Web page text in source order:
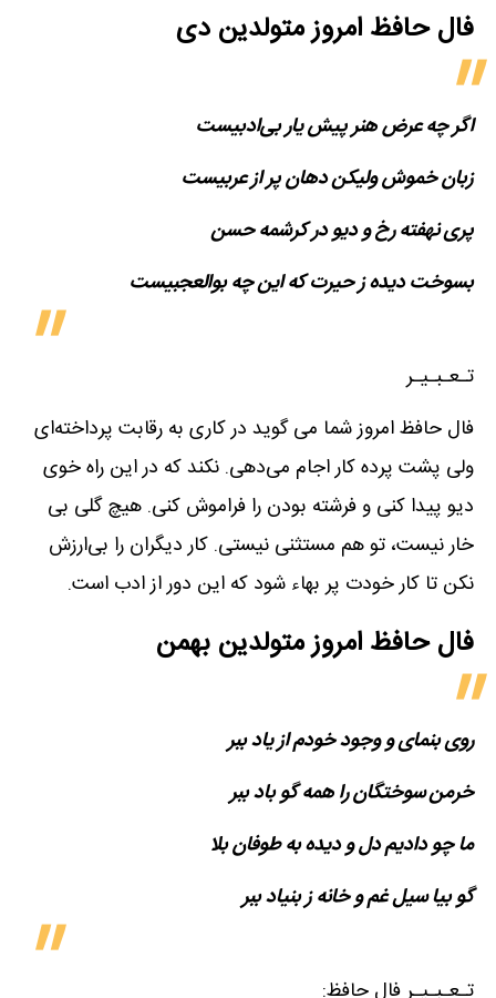
فال حافظ امروز متولدین‌ دی
اگر چه عرض هنر پیش یار بی‌ادبیست
زبان خموش ولیکن دهان پر از عربیست
پری نهفته رخ و دیو در کرشمه حسن
بسوخت دیده ز حیرت که این چه بوالعجبیست
تـعـبـیـر
فال حافظ امروز شما می گوید در کاری به رقابت پرداخته‌ای
ولی پشت پرده کار اجام می‌دهی. نکند که در این راه خوی
دیو پیدا کنی و فرشته بودن را فراموش کنی. هیچ گلی بی
خار نیست، تو هم مستثنی نیستی. کار دیگران را بی‌ارزش
نکن تا کار خودت پر بهاء شود که این دور از ادب است.
فال حافظ امروز متولدین‌ بهمن
روی بنمای و وجود خودم از یاد ببر
خرمن سوختگان را همه گو باد ببر
ما چو دادیم دل و دیده به طوفان بلا
گو بیا سیل غم و خانه ز بنیاد ببر